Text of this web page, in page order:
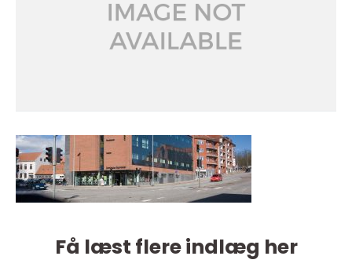
Få læst flere indlæg her